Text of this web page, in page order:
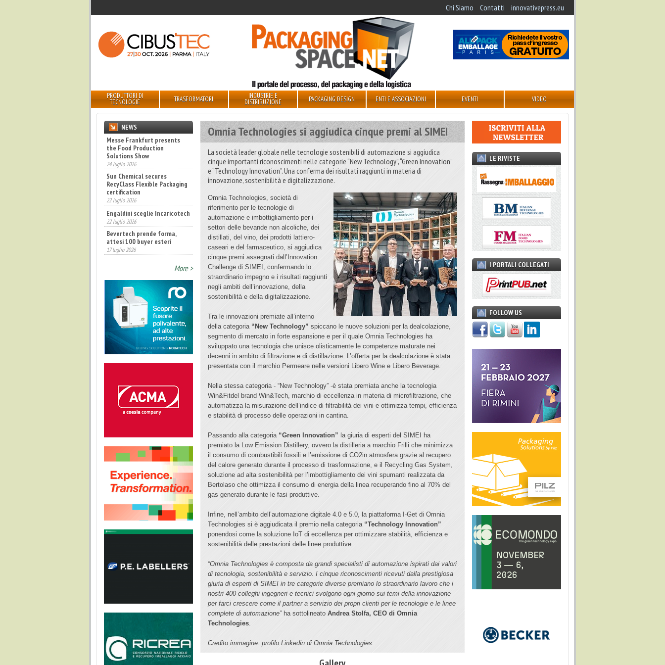
Chi Siamo Contatti innovativepress.eu
PRODUTTORI DI
TECNOLOGIE TRASFORMATORI INDUSTRIE E
DISTRIBUZIONE PACKAGING DESIGN ENTI E ASSOCIAZIONI EVENTI VIDEO
Omnia Technologies si aggiudica cinque premi al SIMEI
La società leader globale nelle tecnologie sostenibili di automazione si aggiudica
cinque importanti riconoscimenti nelle categorie “New Technology”, “Green Innovation”
e “Technology Innovation”. Una conferma dei risultati raggiunti in materia di
innovazione, sostenibilità e digitalizzazione.
Omnia Technologies, società di
riferimento per le tecnologie di
automazione e imbottigliamento per i
settori delle bevande non alcoliche, dei
distillati, del vino, dei prodotti lattiero-
caseari e del farmaceutico, si aggiudica
cinque premi assegnati dall’Innovation
Challenge di SIMEI, confermando lo
straordinario impegno e i risultati raggiunti
negli ambiti dell’innovazione, della
sostenibilità e della digitalizzazione.
Tra le innovazioni premiate all’interno
della categoria “New Technology” spiccano le nuove soluzioni per la dealcolazione,
segmento di mercato in forte espansione e per il quale Omnia Technologies ha
sviluppato una tecnologia che unisce olisticamente le competenze maturate nei
decenni in ambito di filtrazione e di distillazione. L’offerta per la dealcolazione è stata
presentata con il marchio Permeare nelle versioni Libero Wine e Libero Beverage.
Nella stessa categoria - “New Technology” -è stata premiata anche la tecnologia
Win&Fitdel brand Win&Tech, marchio di eccellenza in materia di microfiltrazione, che
automatizza la misurazione dell’indice di filtrabilità dei vini e ottimizza tempi, efficienza
e stabilità di processo delle operazioni in cantina.
Passando alla categoria “Green Innovation” la giuria di esperti del SIMEI ha
premiato la Low Emission Distillery, ovvero la distilleria a marchio Frilli che minimizza
il consumo di combustibili fossili e l’emissione di CO2in atmosfera grazie al recupero
del calore generato durante il processo di trasformazione, e il Recycling Gas System,
soluzione ad alta sostenibilità per l’imbottigliamento dei vini spumanti realizzata da
Bertolaso che ottimizza il consumo di energia della linea recuperando fino al 70% del
gas generato durante le fasi produttive.
Infine, nell’ambito dell’automazione digitale 4.0 e 5.0, la piattaforma I-Get di Omnia
Technologies si è aggiudicata il premio nella categoria “Technology Innovation”
ponendosi come la soluzione IoT di eccellenza per ottimizzare stabilità, efficienza e
sostenibilità delle prestazioni delle linee produttive.
“Omnia Technologies è composta da grandi specialisti di automazione ispirati dai valori
di tecnologia, sostenibilità e servizio. I cinque riconoscimenti ricevuti dalla prestigiosa
giuria di esperti di SIMEI in tre categorie diverse premiano lo straordinario lavoro che i
nostri 400 colleghi ingegneri e tecnici svolgono ogni giorno sui temi della innovazione
per farci crescere come il partner a servizio dei propri clienti per le tecnologie e le linee
complete di automazione”ha sottolineatoAndrea Stolfa, CEO di Omnia
Technologies.
Credito immagine: profilo Linkedin di Omnia Technologies.
NEWS
Sun Chemical secures
RecyClass Flexible Packaging
certification
22 luglio 2026
Engaldini sceglie Incaricotech
22 luglio 2026
Bevertech prende forma,
attesi 100 buyer esteri
17 luglio 2026
Annunciati i finalisti dei
Diamonds Awards 2026 di FTA
Europe
14 luglio 2026
More >
LE RIVISTE
I PORTALI COLLEGATI
FOLLOW US